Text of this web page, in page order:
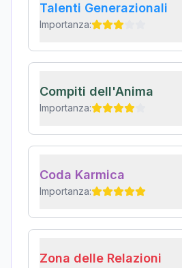
Talenti Generazionali
Importanza:
Compiti dell'Anima
Importanza:
Coda Karmica
Importanza:
Zona delle Relazioni